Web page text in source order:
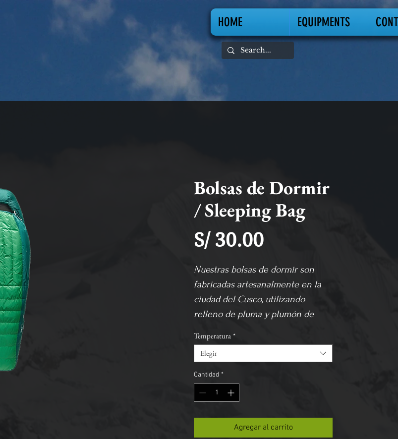
HOME EQUIPMENTS
Bolsas de Dormir
/ Sleeping Bag
S/ 30.00Precio
Nuestras bolsas de dormir son
fabricadas artesanalmente en la
ciudad del Cusco, utilizando
relleno de pluma y plumón de
Presentamos una variedad de
modelos diseñados
específicamente para diferentes
rutas de senderismo,
diferenciados por tamaño, peso y
capacidad térmica, manteniendo
un estándar de calidad
Temperatura *
Elegir
Cantidad *
Agregar al carrito